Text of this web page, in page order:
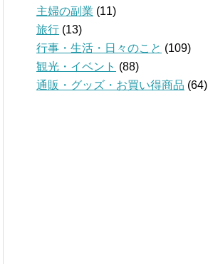
主婦の副業 (11)
旅行 (13)
行事・生活・日々のこと (109)
観光・イベント (88)
通販・グッズ・お買い得商品 (64)